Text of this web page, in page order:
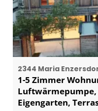
2344 Maria
1-5 Zimmer
Eigengarten,